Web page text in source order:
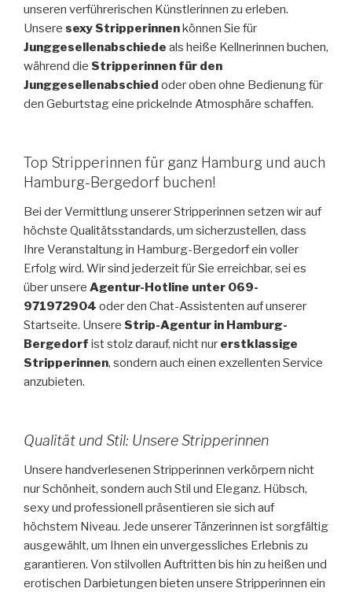
unseren verführerischen Künstlerinnen zu erleben.
Unsere sexy Stripperinnenkönnen Sie für
Junggesellenabschiede als heiße Kellnerinnen buchen,
während die Stripperinnen für den
Junggesellenabschied oder oben ohne Bedienung für
den Geburtstag eine prickelnde Atmosphäre schaffen.
Top Stripperinnen für ganz Hamburg und auch
Hamburg-Bergedorf buchen!
Bei der Vermittlung unserer Stripperinnen setzen wir auf
höchste Qualitätsstandards, um sicherzustellen, dass
Ihre Veranstaltung in Hamburg-Bergedorf ein voller
Erfolg wird. Wir sind jederzeit für Sie erreichbar, sei es
über unsere Agentur-Hotline unter 069-
971972904 oder den Chat-Assistenten auf unserer
Startseite. Unsere Strip-Agentur in Hamburg-
Bergedorf ist stolz darauf, nicht nur erstklassige
Stripperinnen, sondern auch einen exzellenten Service
anzubieten.
Qualität und Stil: Unsere Stripperinnen
Unsere handverlesenen Stripperinnen verkörpern nicht
nur Schönheit, sondern auch Stil und Eleganz. Hübsch,
sexy und professionell präsentieren sie sich auf
höchstem Niveau. Jede unserer Tänzerinnen ist sorgfältig
ausgewählt, um Ihnen ein unvergessliches Erlebnis zu
garantieren. Von stilvollen Auftritten bis hin zu heißen und
erotischen Darbietungen bieten unsere Stripperinnen ein